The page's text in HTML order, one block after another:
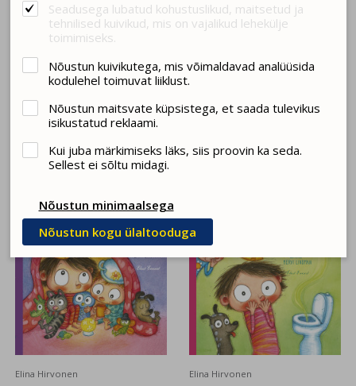
Hannele Lampela
PRINTSESS PISITRIINU JA
(KOHUTAV) TÕDE
TITADEST
15.00 €
Elina Hirvonen
TALVELOITS
Elina Hirvonen Elina Hirvonen
Seadusega lubatud kohustuslikud, maitsetud ja
tehnilised kuivikud, mis on vajalikud lehekülje
toimimiseks.
Nõustun kuivikutega, mis võimaldavad analüüsida
kodulehel toimuvat liiklust.
Nõustun maitsvate küpsistega, et saada tulevikus
isikustatud reklaami.
Kui juba märkimiseks läks, siis proovin ka seda.
Sellest ei sõltu midagi.
Nõustun minimaalsega
Nõustun kogu ülaltooduga